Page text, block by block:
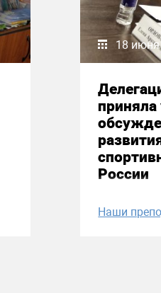
18
приняла
России
Наши